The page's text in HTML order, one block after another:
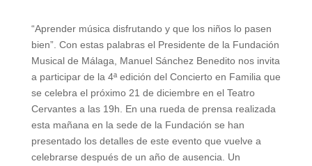
“Aprender música disfrutando y que los niños lo pasen
bien”. Con estas palabras el Presidente de la Fundación
Musical de Málaga, Manuel Sánchez Benedito nos invita
a participar de la 4ª edición del Concierto en Familia que
se celebra el próximo 21 de diciembre en el Teatro
Cervantes a las 19h. En una rueda de prensa realizada
esta mañana en la sede de la Fundación se han
presentado los detalles de este evento que vuelve a
celebrarse después de un año de ausencia. Un